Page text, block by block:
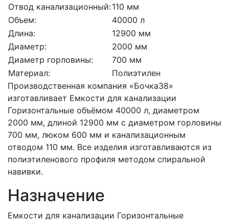
Отвод канализационный:110 мм
Объем:
40000 л
Длина:
12900 мм
Диаметр:
2000 мм
Диаметр горловины:
700 мм
Материал:
Полиэтилен
Производственная компания «Бочка38»
изготавливает Емкости для канализации
Горизонтальные объёмом 40000 л, диаметром
2000 мм, длиной 12900 мм с диаметром горловины
700 мм, люком 600 мм и канализационным
отводом 110 мм. Все изделия изготавливаются из
полиэтиленового профиля методом спиральной
навивки.
Назначение
Емкости для канализации Горизонтальные